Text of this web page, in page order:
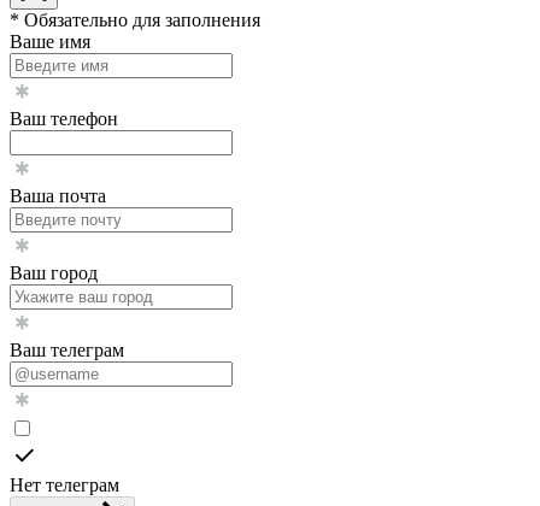
* Обязательно для заполнения
Ваше имя
Ваш телефон
Ваша почта
Ваш город
Ваш телеграм
Нет телеграм